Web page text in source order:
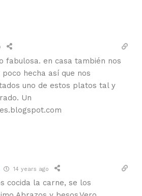
fabulosa. en casa también nos
hecha así que nos
uno de estos platos tal y
Un
14 years ago
cocida la carne, se los